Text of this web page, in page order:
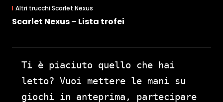
Altri trucchi Scarlet Nexus
Scarlet Nexus – Lista trofei
Ti è piaciuto quello che hai
letto? Vuoi mettere le mani su
giochi in anteprima, partecipare